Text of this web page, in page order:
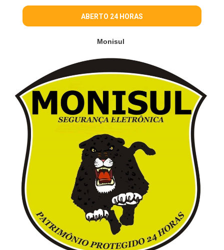
ABERTO 24 HORAS
Monisul